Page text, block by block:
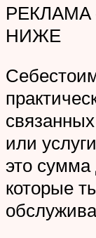
НИЖЕ
или
это сумма
которые